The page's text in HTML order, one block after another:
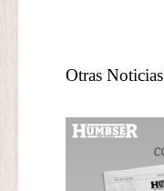
Otras Noticias